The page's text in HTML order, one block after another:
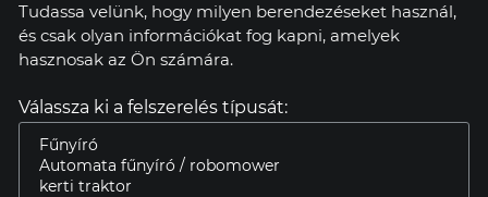
Tudassa velünk, hogy milyen berendezéseket használ,
és csak olyan információkat fog kapni, amelyek
hasznosak az Ön számára.
Válassza ki a felszerelés típusát: